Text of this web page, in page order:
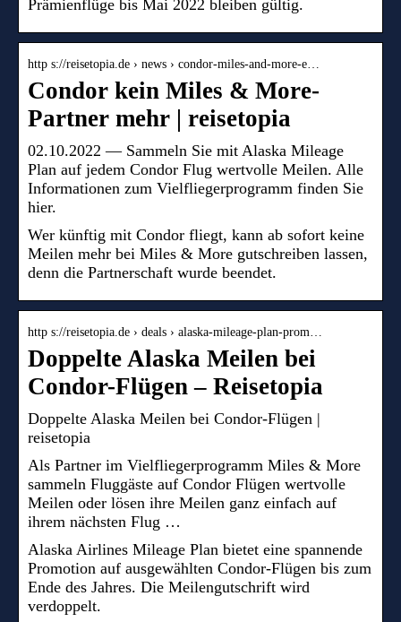
Prämienflüge bis Mai 2022 bleiben gültig.
http s://reisetopia.de › news › condor-miles-and-more-e…
Condor kein Miles & More-
Partner mehr | reisetopia
02.10.2022 — Sammeln Sie mit Alaska Mileage
Plan auf jedem Condor Flug wertvolle Meilen. Alle
Informationen zum Vielfliegerprogramm finden Sie
hier.
Wer künftig mit Condor fliegt, kann ab sofort keine
Meilen mehr bei Miles & More gutschreiben lassen,
denn die Partnerschaft wurde beendet.
http s://reisetopia.de › deals › alaska-mileage-plan-prom…
Doppelte Alaska Meilen bei
Condor-Flügen – Reisetopia
Doppelte Alaska Meilen bei Condor-Flügen |
reisetopia
Als Partner im Vielfliegerprogramm Miles & More
sammeln Fluggäste auf Condor Flügen wertvolle
Meilen oder lösen ihre Meilen ganz einfach auf
ihrem nächsten Flug …
Alaska Airlines Mileage Plan bietet eine spannende
Promotion auf ausgewählten Condor-Flügen bis zum
Ende des Jahres. Die Meilengutschrift wird
verdoppelt.